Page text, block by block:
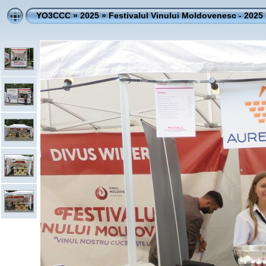
YO3CCC»2025»Festivalul Vinului Moldovenesc - 2025